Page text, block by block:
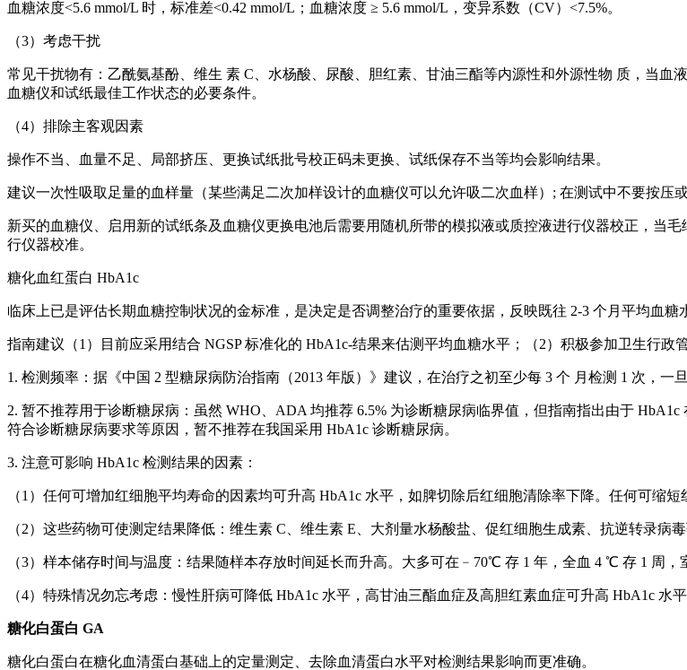
血糖浓度<5.6 mmol/L 时，标准差<0.42 mmol/L；血糖浓度 ≥ 5.6 mmol/L，变异系数（CV）<7.5%。
（3）考虑干扰
常见干扰物有：乙酰氨基酚、维生 素 C、水杨酸、尿酸、胆红素、甘油三酯等内源性和外源性物 质，当
血糖仪和试纸最佳工作状态的必要条件。
（4）排除主客观因素
操作不当、血量不足、局部挤压、更换试纸批号校正码未更换、试纸保存不当等均会影响结果。
建议一次性吸取足量的血样量（某些满足二次加样设计的血糖仪可以允许吸二次血样）; 在测试中不要按压
新买的血糖仪、启用新的试纸条及血糖仪更换电池后需要用随机所带的模拟液或质控液进行仪器校正，当
行仪器校准。
糖化血红蛋白 HbA1c
临床上已是评估长期血糖控制状况的金标准，是决定是否调整治疗的重要依据，反映既往 2-3 个月平均血糖
指南建议（1）目前应采用结合 NGSP 标准化的 HbA1c-结果来估测平均血糖水平；（2）积极参加卫生行政
1. 检测频率：据《中国 2 型糖尿病防治指南（2013 年版）》建议，在治疗之初至少每 3 个 月检测 1 次，一
2. 暂不推荐用于诊断糖尿病：虽然 WHO、ADA 均推荐 6.5% 为诊断糖尿病临界值，但指南指出由于
符合诊断糖尿病要求等原因，暂不推荐在我国采用 HbA1c 诊断糖尿病。
3. 注意可影响 HbA1c 检测结果的因素：
（1）任何可增加红细胞平均寿命的因素均可升高 HbA1c 水平，如脾切除后红细胞清除率下降。任何可缩
（2）这些药物可使测定结果降低：维生素 C、维生素 E、大剂量水杨酸盐、促红细胞生成素、抗逆转录病
（3）样本储存时间与温度：结果随样本存放时间延长而升高。大多可在﹣70℃ 存 1 年，全血 4 ℃ 存 1 周，
（4）特殊情况勿忘考虑：慢性肝病可降低 HbA1c 水平，高甘油三酯血症及高胆红素血症可升高 HbA1c 水
糖化白蛋白 GA
糖化白蛋白在糖化血清蛋白基础上的定量测定、去除血清蛋白水平对检测结果影响而更准确。